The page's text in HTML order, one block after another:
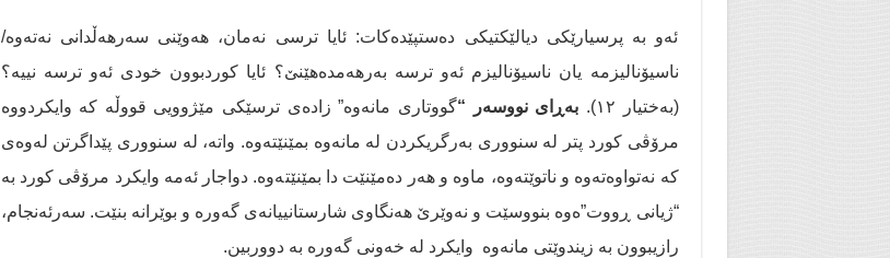
ئەو بە پرسیارێکی دیالێکتیکی دەستپێدەکات: ئایا ترسی نەمان، هەوێنی سەرهەڵدانی نەتەوە/
ناسیۆنالیزمە یان ناسیۆنالیزم ئەو ترسە بەرهەمدەهێنێ؟ ئایا کوردبوون خودی ئەو ترسە نییە؟
(بەختیار ١٢).
بەڕای نووسەر “گووتاری مانەوە” زادەی ترسێکی مێژوویی قووڵە کە وایکردووە
مرۆڤی کورد پتر لە سنووری بەرگریکردن لە مانەوە بمێنێتەوە. واتە، لە سنووری پێداگرتن لەوەی
کە نەتواوەتەوە و ناتوێتەوە، ماوە و هەر دەمێنێت دا بمێنێتەوە. دواجار ئەمە وایکرد مرۆڤی کورد بە
“ژیانی ڕووت”ەوە بنووسێت و نەوێرێ هەنگاوی شارستانییانەی گەورە و بوێرانە بنێت. سەرئەنجام،
رازیبوون بە زیندوێتی مانەوە وایکرد لە خەونی گەورە بە دووربین.